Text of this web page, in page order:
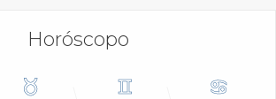
Horóscopo